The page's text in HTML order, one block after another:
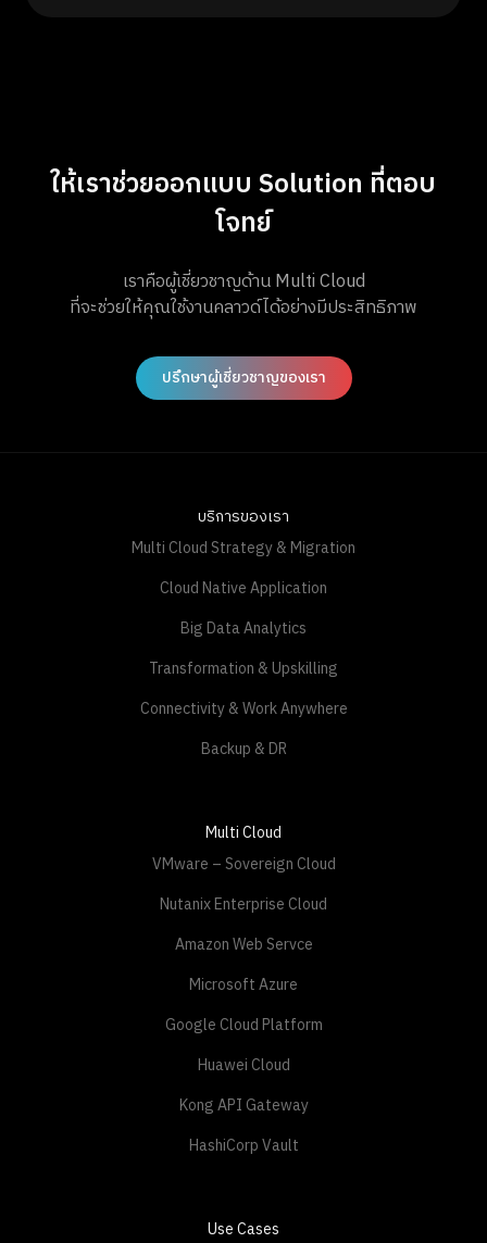
ให้เราช่วยออกแบบ Solution ที่ตอบ
โจทย์
เราคือผู้เชี่ยวชาญด้าน Multi Cloud
ที่จะช่วยให้คุณใช้งานคลาวด์ได้อย่างมีประสิทธิภาพ
ปรึกษาผู้เชี่ยวชาญของเรา
บริการของเรา
Multi Cloud Strategy & Migration
Cloud Native Application
Big Data Analytics
Transformation & Upskilling
Connectivity & Work Anywhere
Backup & DR
Multi Cloud
VMware – Sovereign Cloud
Nutanix Enterprise Cloud
Amazon Web Servce
Microsoft Azure
Google Cloud Platform
Huawei Cloud
Kong API Gateway
HashiCorp Vault
Use Cases